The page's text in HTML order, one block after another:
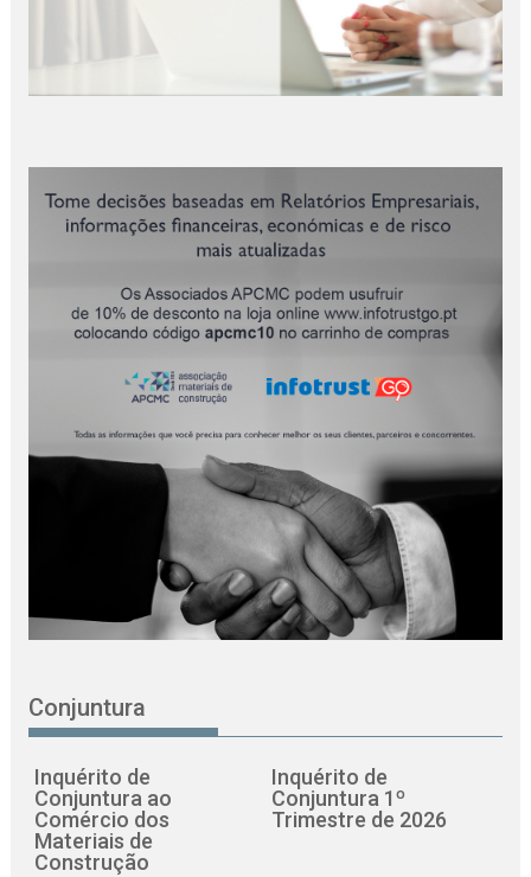
Conjuntura
Inquérito de
Conjuntura ao
Comércio dos
Materiais de
Construção
Inquérito de
Conjuntura 1º
Trimestre de 2026